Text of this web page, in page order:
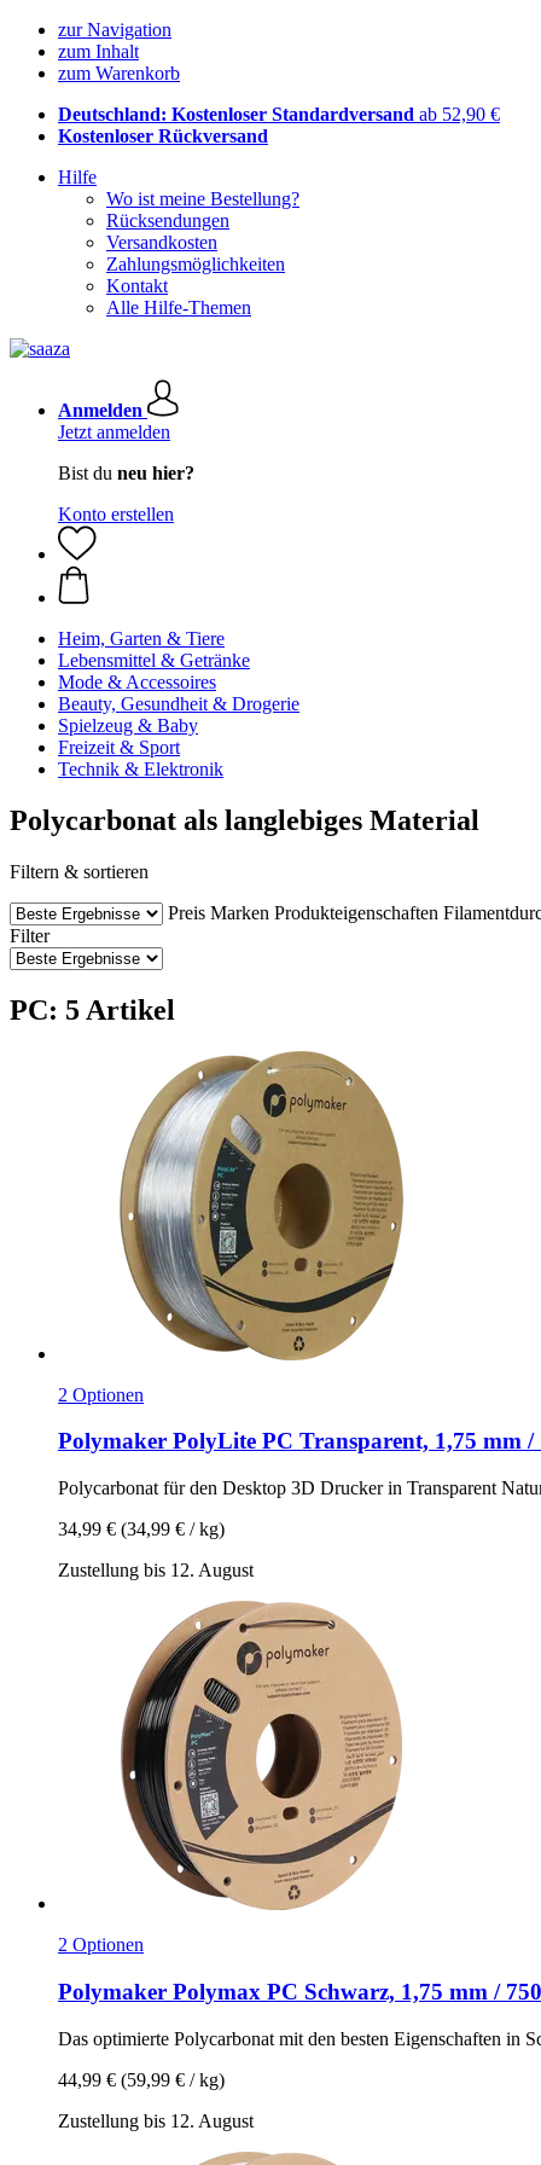
zur Navigation
zum Inhalt
zum Warenkorb
Deutschland: Kostenloser Standardversand ab 52,90 €
Kostenloser Rückversand
Hilfe
Wo ist meine Bestellung?
Rücksendungen
Versandkosten
Zahlungsmöglichkeiten
Kontakt
Alle Hilfe-Themen
Anmelden
Jetzt anmelden
Bist du neu hier?
Konto erstellen
Heim, Garten & Tiere
Lebensmittel & Getränke
Mode & Accessoires
Beauty, Gesundheit & Drogerie
Spielzeug & Baby
Freizeit & Sport
Technik & Elektronik
Polycarbonat als langlebiges Material
Filtern & sortieren
Preis Marken Produkteigenschaften
Filter
PC: 5 Artikel
2 Optionen
Polymaker PolyLite PC Transparent, 1,75 mm /
Polycarbonat für den Desktop 3D Drucker in Transparent
34,99 € (34,99 € / kg)
Zustellung bis 12. August
2 Optionen
Polymaker Polymax PC Schwarz, 1,75 mm /
Das optimierte Polycarbonat mit den besten Eigenschaften in
44,99 € (59,99 € / kg)
Zustellung bis 12. August